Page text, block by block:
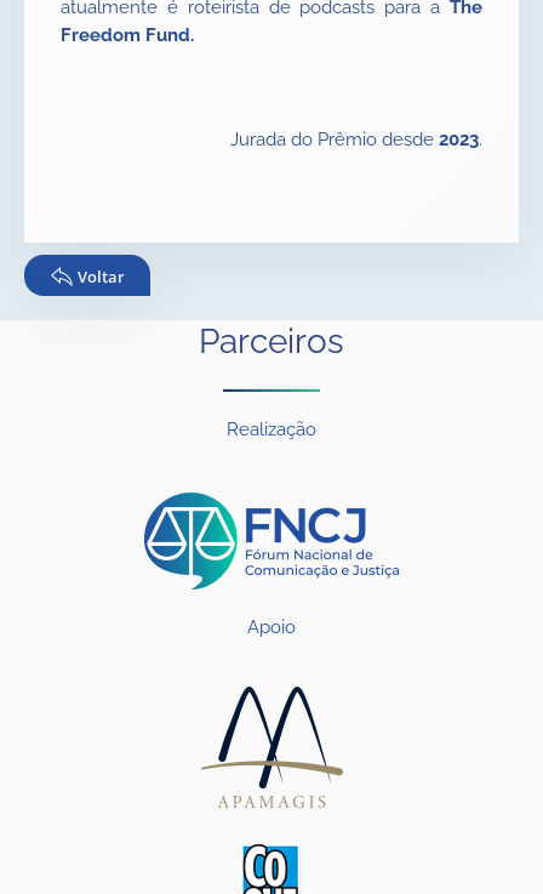
atualmente é roteirista de podcasts para a The
Freedom Fund.
Jurada do Prêmio desde 2023.
Voltar
Parceiros
Realização
Apoio